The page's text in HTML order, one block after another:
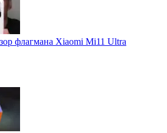
флагмана Xiaomi Mi11 Ultra